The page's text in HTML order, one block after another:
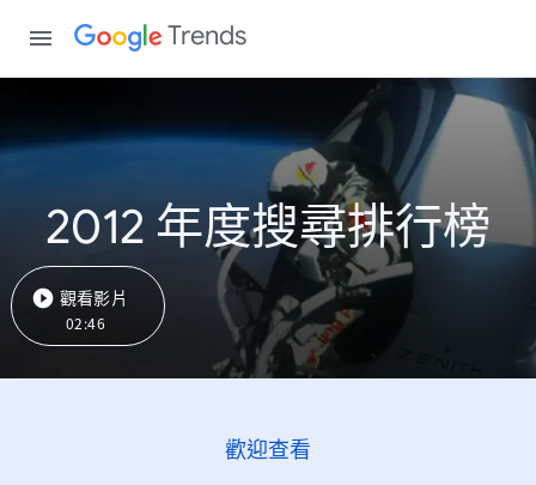
Trends
2012 年度搜尋排行榜
觀看影片
02:46
歡迎查看